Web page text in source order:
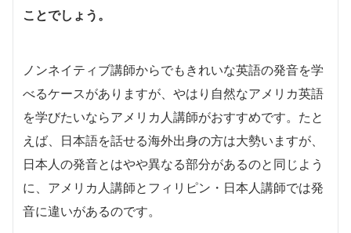
ことでしょう。
ノンネイティブ講師からでもきれいな英語の発音を学
べるケースがありますが、やはり自然なアメリカ英語
を学びたいならアメリカ人講師がおすすめです。たと
えば、日本語を話せる海外出身の方は大勢いますが、
日本人の発音とはやや異なる部分があるのと同じよう
に、アメリカ人講師とフィリピン・日本人講師では発
音に違いがあるのです。